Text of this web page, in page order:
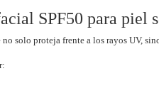
SPF50 para piel
solo proteja frente a los rayos UV,